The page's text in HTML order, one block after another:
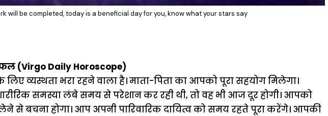
will be completed, today is a beneficial day for you, know what your stars say
(Virgo Daily Horoscope)
व्यस्थता भरा रहने वाला है। माता-पिता का आपको पूरा सहयोग मिलेगा।
समस्या लंबे समय से परेशान कर रही थी, तो वह भी आज दूर होगी। आपको
से बचना होगा। आप अपनी पारिवारिक दायित्व को समय रहते पूरा करेंगे। आपकी